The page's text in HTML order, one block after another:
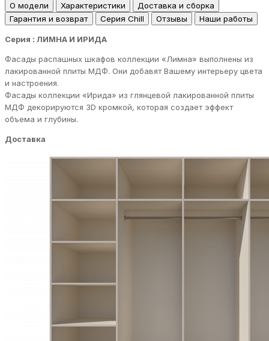
О модели
Характеристики
Доставка и сборка
Гарантия и возврат
Серия Chill Отзывы Наши работы
Серия : ЛИМНА И ИРИДА
Фасады распашных шкафов коллекции «Лимна» выполнены из
лакированной плиты МДФ. Они добавят Вашему интерьеру цвета
и настроения.
Фасады коллекции «Ирида» из глянцевой лакированной плиты
МДФ декорируются 3D кромкой, которая создает эффект
объема и глубины.
Доставка